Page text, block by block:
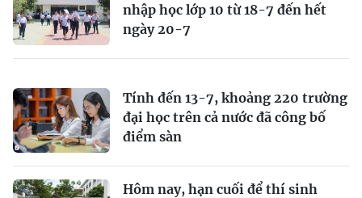
nhập học lớp 10 từ 18-7 đến hết
ngày 20-7
Tính đến 13-7, khoảng 220 trường
đại học trên cả nước đã công bố
điểm sàn
Hôm nay, hạn cuối để thí sinh